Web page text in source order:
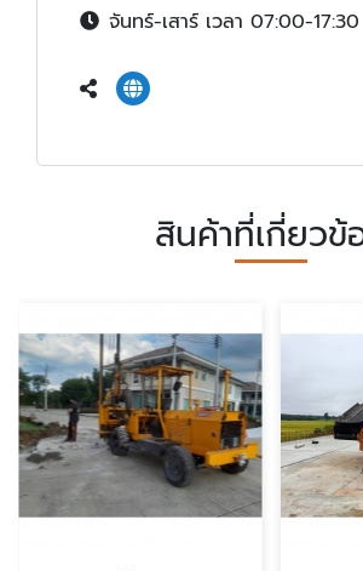
จันทร์-เสาร์ เวลา 07:00-
สินค้าที่เกี่ยวข้